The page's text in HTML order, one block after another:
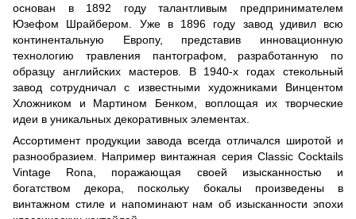
основан в 1892 году талантливым предпринимателем
Юзефом Шрайбером. Уже в 1896 году завод удивил всю
континентальную Европу, представив инновационную
технологию травления пантографом, разработанную по
образцу английских мастеров. В 1940-х годах стекольный
завод сотрудничал с известными художниками Винцентом
Хложником и Мартином Бенком, воплощая их творческие
идеи в уникальных декоративных элементах.
Ассортимент продукции завода всегда отличался широтой и
разнообразием. Например винтажная серия Classic Cocktails
Vintage Rona , поражающая своей изысканностью и
богатством декора, поскольку бокалы произведены в
винтажном стиле и напоминают нам об изысканности эпохи